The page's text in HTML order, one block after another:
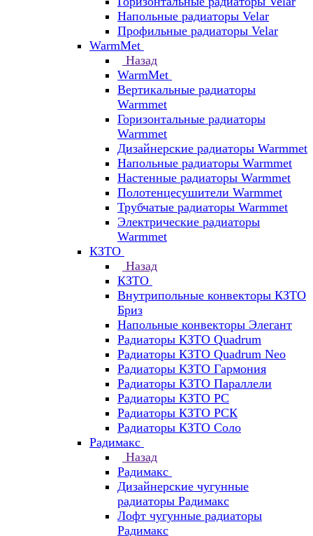
Напольные радиаторы Velar
Профильные радиаторы Velar
WarmMet
Назад
WarmMet
Вертикальные радиаторы
Warmmet
Горизонтальные радиаторы
Warmmet
Дизайнерские радиаторы Warmmet
Напольные радиаторы Warmmet
Настенные радиаторы Warmmet
Полотенцесушители Warmmet
Трубчатые радиаторы Warmmet
Электрические радиаторы
Warmmet
КЗТО
Назад
КЗТО
Внутрипольные конвекторы КЗТО
Бриз
Напольные конвекторы Элегант
Радиаторы КЗТО Quadrum
Радиаторы КЗТО Quadrum Neo
Радиаторы КЗТО Гармония
Радиаторы КЗТО Параллели
Радиаторы КЗТО РС
Радиаторы КЗТО РСК
Радиаторы КЗТО Соло
Радимакс
Назад
Радимакс
Дизайнерские чугунные
радиаторы Радимакс
Лофт чугунные радиаторы
Радимакс